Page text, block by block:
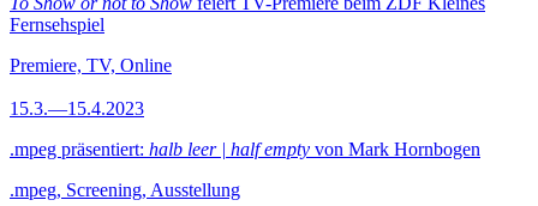
Fernsehspiel
Premiere, TV, Online
15.3.—15.4.2023
.mpeg präsentiert: halb leer | half empty von Mark Hornbogen
.mpeg, Screening, Ausstellung